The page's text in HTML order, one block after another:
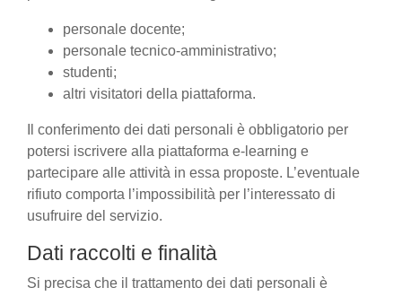
personale docente;
personale tecnico-amministrativo;
studenti;
altri visitatori della piattaforma.
Il conferimento dei dati personali è obbligatorio per
potersi iscrivere alla piattaforma e-learning e
partecipare alle attività in essa proposte. L’eventuale
rifiuto comporta l’impossibilità per l’interessato di
usufruire del servizio.
Dati raccolti e finalità
Si precisa che il trattamento dei dati personali è